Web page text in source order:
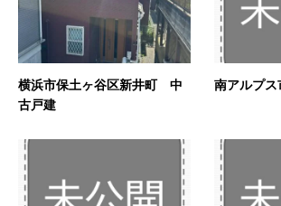
横浜市保土ヶ谷区新井町 中
古戸建
南アルプ